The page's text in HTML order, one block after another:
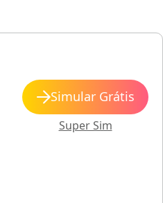
Simular Grátis
Super Sim